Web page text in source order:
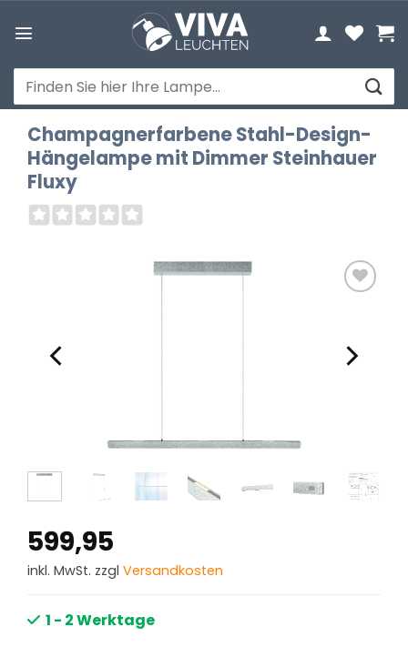
Inhalt
Suchen
nach:
Champagnerfarbene Stahl-Design-
Hängelampe mit Dimmer Steinhauer
Fluxy
599,95
inkl. MwSt. zzgl Versandkosten
1 - 2 Werktage